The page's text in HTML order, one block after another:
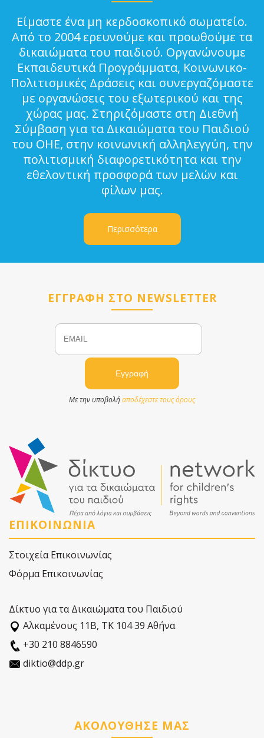
Είμαστε ένα μη κερδοσκοπικό σωματείο.
Από το 2004 ερευνούμε και προωθούμε τα
δικαιώματα του παιδιού. Οργανώνουμε
Εκπαιδευτικά Προγράμματα, Κοινωνικο-
Πολιτισμικές Δράσεις και συνεργαζόμαστε
με οργανώσεις του εξωτερικού και της
χώρας μας. Στηριζόμαστε στη Διεθνή
Σύμβαση για τα Δικαιώματα του Παιδιού
του ΟΗΕ, στην κοινωνική αλληλεγγύη, την
πολιτισμική διαφορετικότητα και την
εθελοντική προσφορά των μελών και
φίλων μας.
Περισσότερα
ΕΓΓΡΑΦΗ ΣΤΟ NEWSLETTER
Email
Με την υποβολήαποδέχεστε τους όρους
ΕΠΙΚΟΙΝΩΝΙΑ
Στοιχεία Επικοινωνίας
Φόρμα Επικοινωνίας
Δίκτυο για τα Δικαιώματα του Παιδιού
Αλκαµένους 11Β, ΤΚ 104 39 Αθήνα
+30 210 8846590
diktio@ddp.gr
ΑΚΟΛΟΥΘΗΣΕ ΜΑΣ